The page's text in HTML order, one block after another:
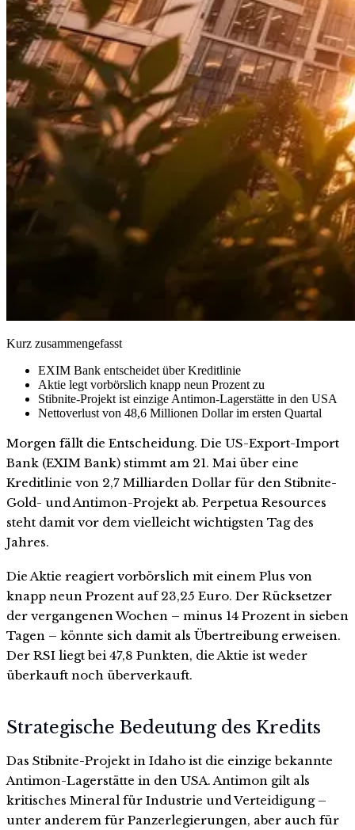
Kurz zusammengefasst
EXIM Bank entscheidet über Kreditlinie
Aktie legt vorbörslich knapp neun Prozent zu
Stibnite-Projekt ist einzige Antimon-Lagerstätte in den USA
Nettoverlust von 48,6 Millionen Dollar im ersten Quartal
Morgen fällt die Entscheidung. Die US-Export-Import
Bank (EXIM Bank) stimmt am 21. Mai über eine
Kreditlinie von 2,7 Milliarden Dollar für den Stibnite-
Gold- und Antimon-Projekt ab. Perpetua Resources
steht damit vor dem vielleicht wichtigsten Tag des
Jahres.
Die Aktie reagiert vorbörslich mit einem Plus von
knapp neun Prozent auf 23,25 Euro. Der Rücksetzer
der vergangenen Wochen – minus 14 Prozent in sieben
Tagen – könnte sich damit als Übertreibung erweisen.
Der RSI liegt bei 47,8 Punkten, die Aktie ist weder
überkauft noch überverkauft.
Strategische Bedeutung des Kredits
Das Stibnite-Projekt in Idaho ist die einzige bekannte
Antimon-Lagerstätte in den USA. Antimon gilt als
kritisches Mineral für Industrie und Verteidigung –
unter anderem für Panzerlegierungen, aber auch für